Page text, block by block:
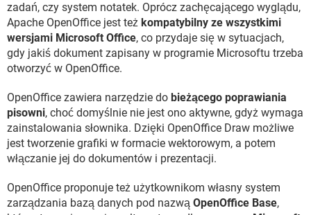
zadań, czy system notatek. Oprócz zachęcającego wyglądu,
Apache OpenOffice jest też kompatybilny ze wszystkimi
wersjami Microsoft Office, co przydaje się w sytuacjach,
gdy jakiś dokument zapisany w programie Microsoftu trzeba
otworzyć w OpenOffice.
OpenOffice zawiera narzędzie do bieżącego poprawiania
pisowni, choć domyślnie nie jest ono aktywne, gdyż wymaga
zainstalowania słownika. Dzięki OpenOffice Draw możliwe
jest tworzenie grafiki w formacie wektorowym, a potem
włączanie jej do dokumentów i prezentacji.
OpenOffice proponuje też użytkownikom własny system
zarządzania bazą danych pod nazwą OpenOffice Base,